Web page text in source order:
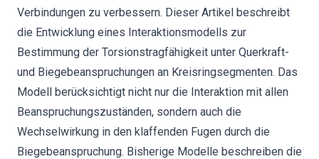
Verbindungen zu verbessern. Dieser Artikel beschreibt
die Entwicklung eines Interaktionsmodells zur
Bestimmung der Torsionstragfähigkeit unter Querkraft-
und Biegebeanspruchungen an Kreisringsegmenten. Das
Modell berücksichtigt nicht nur die Interaktion mit allen
Beanspruchungszuständen, sondern auch die
Wechselwirkung in den klaffenden Fugen durch die
Biegebeanspruchung. Bisherige Modelle beschreiben die